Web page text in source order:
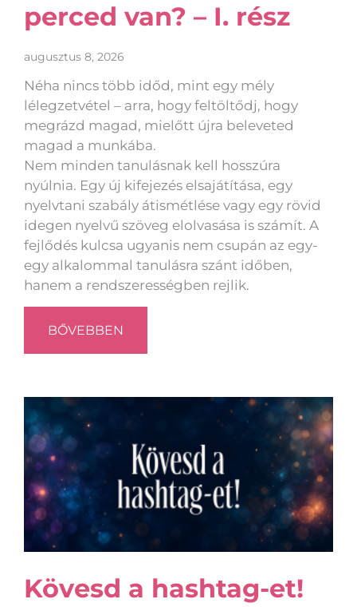
perced van? – I. rész
augusztus 8, 2026
Néha nincs több időd, mint egy mély
lélegzetvétel – arra, hogy feltöltődj, hogy
megrázd magad, mielőtt újra beleveted
magad a munkába.
Nem minden tanulásnak kell hosszúra
nyúlnia. Egy új kifejezés elsajátítása, egy
nyelvtani szabály átismétlése vagy egy rövid
idegen nyelvű szöveg elolvasása is számít. A
fejlődés kulcsa ugyanis nem csupán az egy-
egy alkalommal tanulásra szánt időben,
hanem a rendszerességben rejlik.
BŐVEBBEN
Kövesd a hashtag-et!